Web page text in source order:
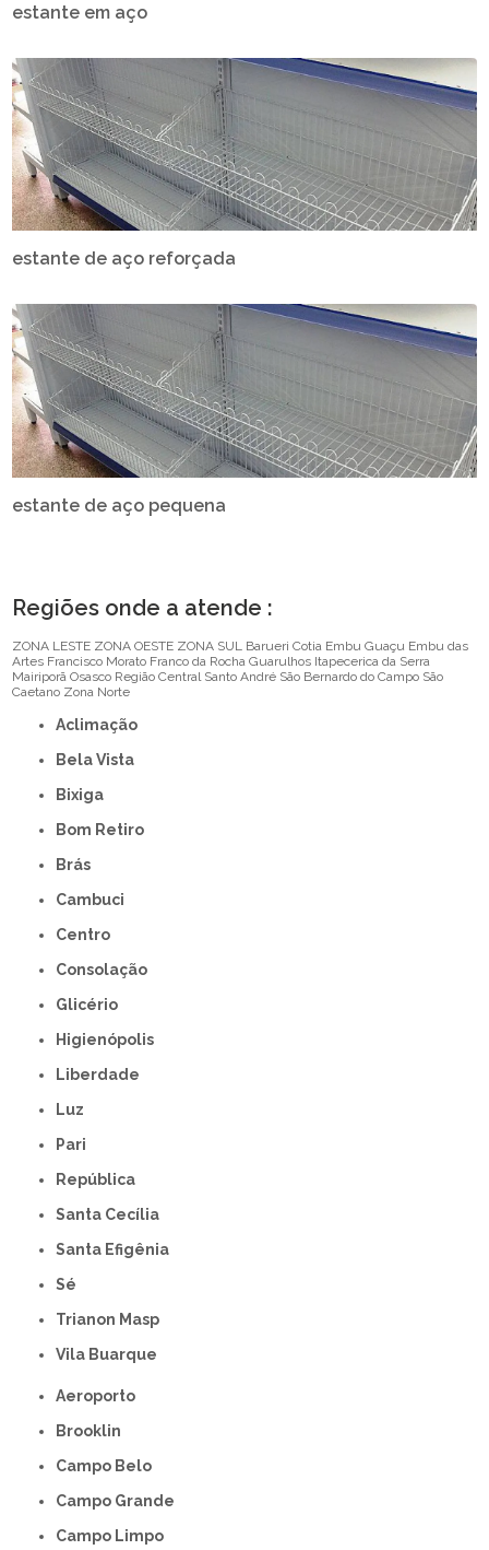
estante em aço
estante de aço reforçada
estante de aço pequena
Regiões onde a atende :
ZONA LESTE ZONA OESTE ZONA SUL Barueri Cotia Embu Guaçu Embu das
Artes Francisco Morato Franco da Rocha Guarulhos Itapecerica da Serra
Mairiporã Osasco Região Central Santo André São Bernardo do Campo São
Caetano Zona Norte
Aclimação
Bela Vista
Bixiga
Bom Retiro
Brás
Cambuci
Centro
Consolação
Glicério
Higienópolis
Liberdade
Luz
Pari
República
Santa Cecília
Santa Efigênia
Sé
Trianon Masp
Vila Buarque
Aeroporto
Brooklin
Campo Belo
Campo Grande
Campo Limpo